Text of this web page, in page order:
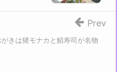
きは猪モナカと鯖寿司が名物
Prev